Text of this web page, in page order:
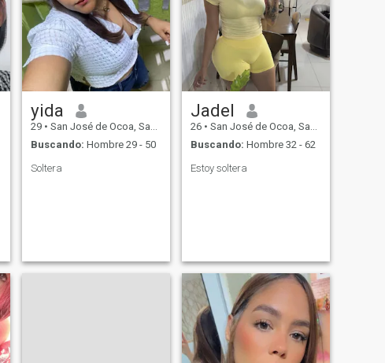
yida
29 • San José de Ocoa, San José de Ocoa, Rep. Dominicana
Buscando: Hombre 29 - 50
Soltera
Jadel
26 • San José de Ocoa, San José de Ocoa, Rep. Dominicana
Buscando: Hombre 32 - 62
Estoy soltera